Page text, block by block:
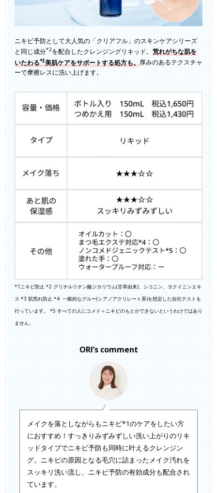
ニキビ予防として大人気の「クリアフル」のスキンケアシリーズ
と同じ成分*2を配合したクレンジングリキッド。 荒れがちな肌を
いたわる*3美肌ケアをサポートする処方も。 厚みのあるテクスチャ
ーで摩擦レスに洗い上げます。
*1ニキビ防止 *2 グリチルリチン酸ジカリウム(甘草由来)、シコニン、ヨクイニンエキ
ス *3 肌荒れ防止 *4 一般的なグルー(シアノアクリレート系)を想定した自社テストを
行っています。 *5 すべての人にコメド＝ニキビのもとができないというわけではあり
ません。
ORI’s comment
メイクを落としながらもニキビ*1のケアをしたい方
におすすめ！すっきりみずみずしい洗い上がりのリキ
ッドタイプでニキビ予防も同時に叶えるクレンジン
グ。ニキビの原因となる毛穴に詰まったメイク汚れを
スッキリ洗い流し、ニキビ予防の有効成分も配合され
ています。